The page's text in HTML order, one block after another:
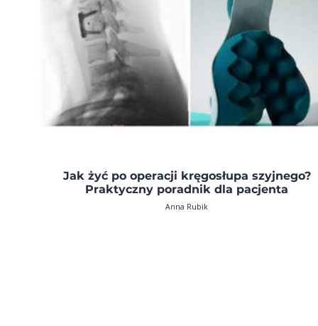
Jak żyć po operacji kręgosłupa szyjnego?
Praktyczny poradnik dla pacjenta
Anna Rubik